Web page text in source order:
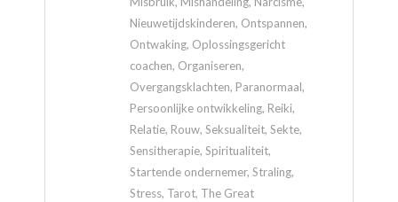
Nieuwetijdskinderen, Ontspannen,
Ontwaking, Oplossingsgericht
coachen, Organiseren,
Overgangsklachten, Paranormaal,
Persoonlijke ontwikkeling, Reiki,
Relatie, Rouw, Seksualiteit, Sekte,
Sensitherapie, Spiritualiteit,
Startende ondernemer, Straling,
Stress, Tarot, The Great